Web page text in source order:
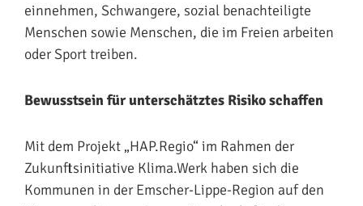
einnehmen, Schwangere, sozial benachteiligte
Menschen sowie Menschen, die im Freien arbeiten
oder Sport treiben.
Bewusstsein für unterschätztes Risiko schaffen
Mit dem Projekt „HAP.Regio“ im Rahmen der
Zukunftsinitiative Klima.Werk haben sich die
Kommunen in der Emscher-Lippe-Region auf den